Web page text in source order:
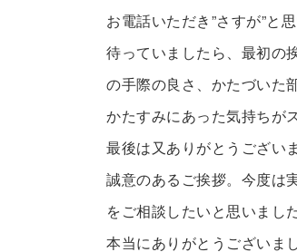
お電話いただき”さすが”と
待っていましたら、最初の
の手際の良さ、かたづいた
かたすみにあった気持ちが
最後は又ありがとうござい
誠意のあるご挨拶。今度は
をご相談したいと思いました
本当にありがとうございまし